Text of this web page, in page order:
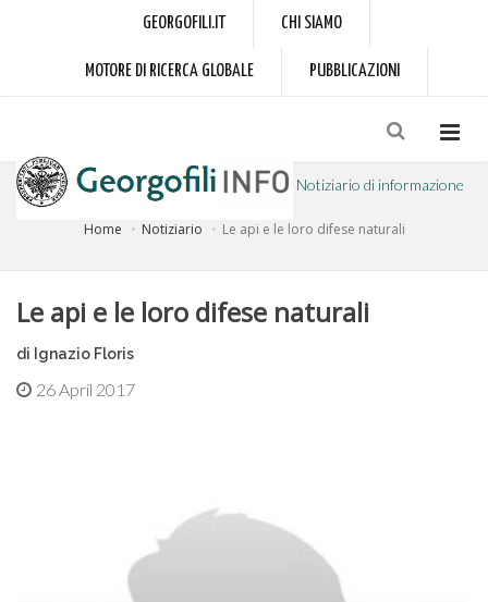
GEORGOFILI.IT CHI SIAMO
MOTORE DI RICERCA GLOBALE PUBBLICAZIONI
Notiziario di informazione
Home Notiziario Le api e le loro difese naturali
Le api e le loro difese naturali
di Ignazio Floris
26 April 2017